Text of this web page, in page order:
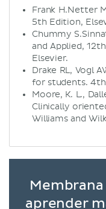
Frank H.Netter
5th Edition,
Chummy
and Applied,
Elsevier.
Drake RL, Vogl
for students.
Moore, K. L.,
Clinically
Williams and
aprender